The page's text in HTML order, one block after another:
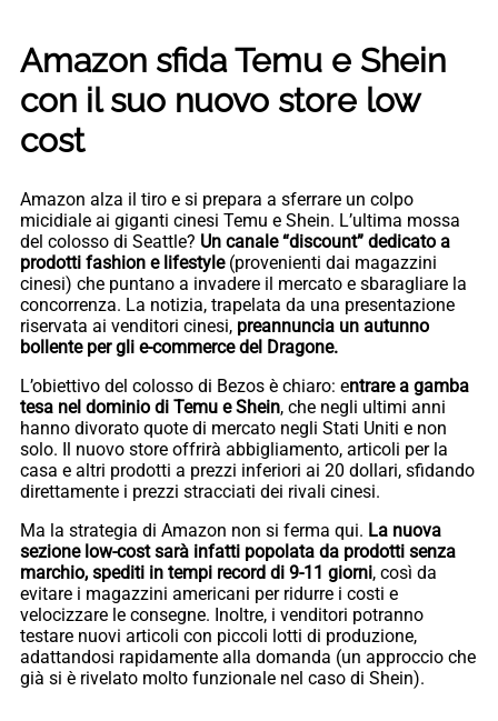
Amazon sfida Temu e Shein
con il suo nuovo store low
cost
Amazon alza il tiro e si prepara a sferrare un colpo
micidiale ai giganti cinesi Temu e Shein. L’ultima mossa
del colosso di Seattle? Un canale “discount” dedicato a
prodotti fashion e lifestyle(provenienti dai magazzini
cinesi) che puntano a invadere il mercato e sbaragliare la
concorrenza. La notizia, trapelata da una presentazione
riservata ai venditori cinesi, preannuncia un autunno
bollente per gli e-commerce del Dragone.
L’obiettivo del colosso di Bezos è chiaro: entrare a gamba
tesa nel dominio di Temu e Shein, che negli ultimi anni
hanno divorato quote di mercato negli Stati Uniti e non
solo. Il nuovo store offrirà abbigliamento, articoli per la
casa e altri prodotti a prezzi inferiori ai 20 dollari, sfidando
direttamente i prezzi stracciati dei rivali cinesi.
Ma la strategia di Amazon non si ferma qui. La nuova
sezione low-cost sarà infatti popolata da prodotti senza
marchio, spediti in tempi record di 9-11 giorni, così da
evitare i magazzini americani per ridurre i costi e
velocizzare le consegne. Inoltre, i venditori potranno
testare nuovi articoli con piccoli lotti di produzione,
adattandosi rapidamente alla domanda (un approccio che
già si è rivelato molto funzionale nel caso di Shein).